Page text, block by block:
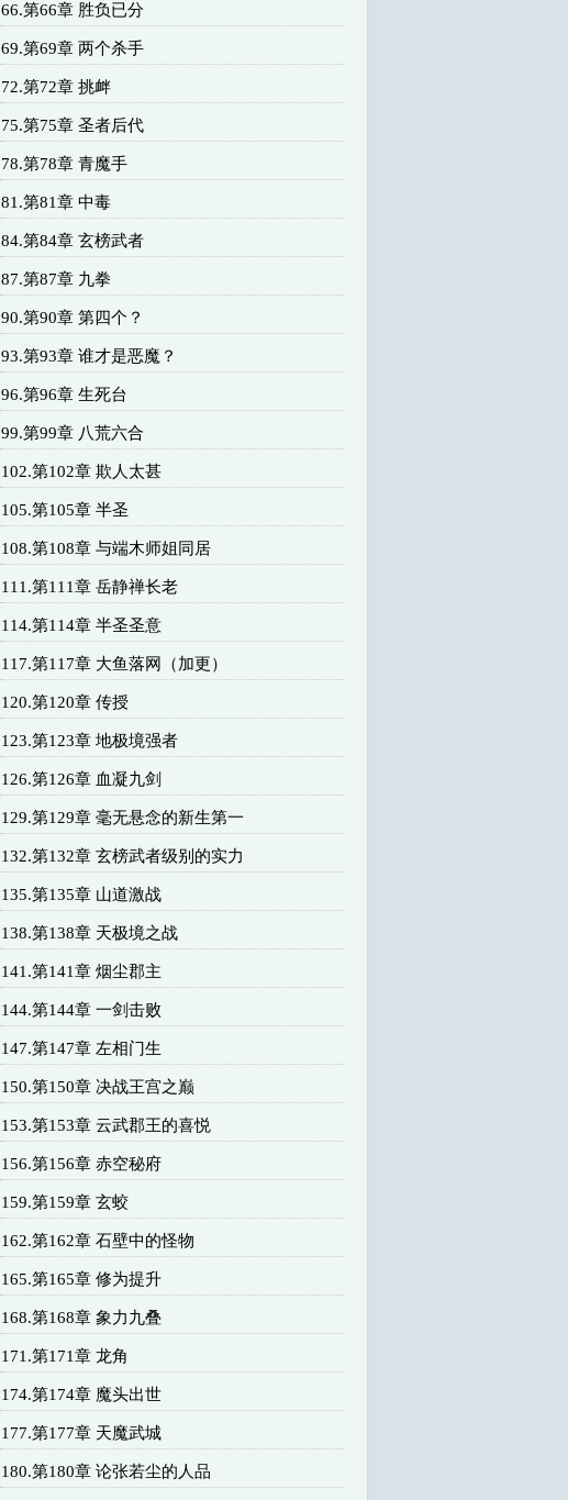
66.第66章 胜负已分
69.第69章 两个杀手
72.第72章 挑衅
75.第75章 圣者后代
78.第78章 青魔手
81.第81章 中毒
84.第84章 玄榜武者
87.第87章 九拳
90.第90章 第四个？
93.第93章 谁才是恶魔？
96.第96章 生死台
99.第99章 八荒六合
102.第102章 欺人太甚
105.第105章 半圣
108.第108章 与端木师姐同居
111.第111章 岳静禅长老
114.第114章 半圣圣意
117.第117章 大鱼落网（加更）
120.第120章 传授
123.第123章 地极境强者
126.第126章 血凝九剑
129.第129章 毫无悬念的新生第一
132.第132章 玄榜武者级别的实力
135.第135章 山道激战
138.第138章 天极境之战
141.第141章 烟尘郡主
144.第144章 一剑击败
147.第147章 左相门生
150.第150章 决战王宫之巅
153.第153章 云武郡王的喜悦
156.第156章 赤空秘府
159.第159章 玄蛟
162.第162章 石壁中的怪物
165.第165章 修为提升
168.第168章 象力九叠
171.第171章 龙角
174.第174章 魔头出世
177.第177章 天魔武城
180.第180章 论张若尘的人品